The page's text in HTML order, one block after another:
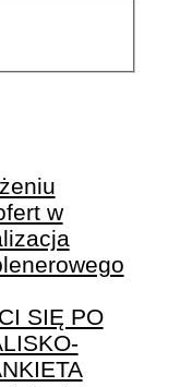
w
SIĘ PO